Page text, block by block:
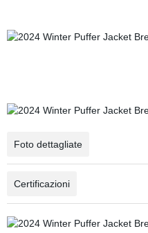
Foto dettagliate
Certificazioni